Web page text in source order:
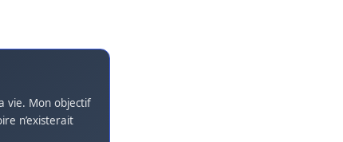
vie. Mon objectif
n’existerait